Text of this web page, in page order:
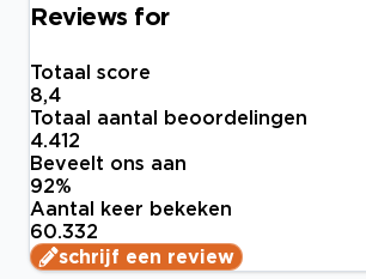
Reviews for
Totaal score
8,4
Totaal aantal beoordelingen
4.412
Beveelt ons aan
92%
Aantal keer bekeken
60.332
schrijf een review